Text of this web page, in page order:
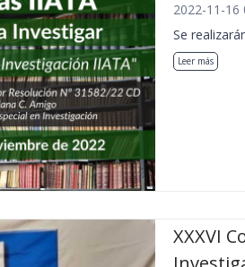
2022-11-16
Se
Leer más
XXXVI